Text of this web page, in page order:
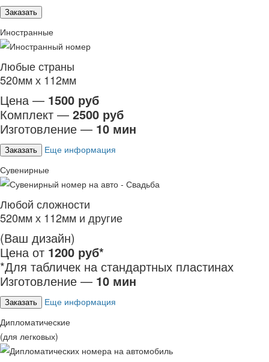
Заказать
Иностранные
Любые страны
520мм х 112мм
Цена — 1500 руб
Комплект — 2500 руб
Изготовление — 10 мин
Заказать
Еще информация
Сувенирные
Любой сложности
520мм х 112мм и другие
(Ваш дизайн)
Цена от 1200 руб*
*Для табличек на стандартных пластинах
Изготовление — 10 мин
Заказать
Еще информация
Дипломатические
(для легковых)